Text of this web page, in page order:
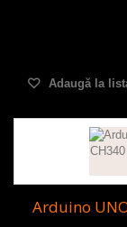
Adaugă la
Arduino